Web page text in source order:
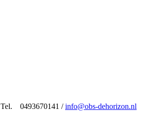
Tel. 0493670141 /info@obs-dehorizon.nl